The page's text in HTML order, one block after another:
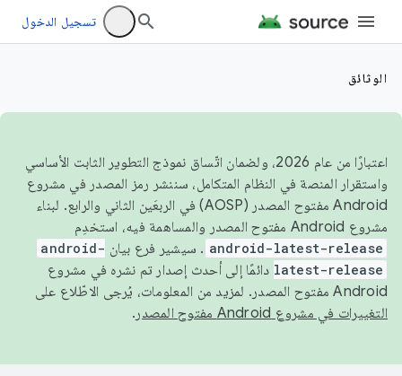
تسجيل الدخول
الوثائق
اعتبارًا من عام 2026، ولضمان اتّساق نموذج التطوير الثابت الأساسي
واستقرار المنصة في النظام المتكامل، سننشر رمز المصدر في مشروع
Android مفتوح المصدر (AOSP) في الربعَين الثاني والرابع. لبناء
مشروع Android مفتوح المصدر والمساهمة فيه، استخدِم
android-latest-release . سيشير فرع بيان android-
latest-release دائمًا إلى أحدث إصدار تم نشره في مشروع
Android مفتوح المصدر. لمزيد من المعلومات، يُرجى الاطّلاع على
التغييرات في مشروع Android مفتوح المصدر
.